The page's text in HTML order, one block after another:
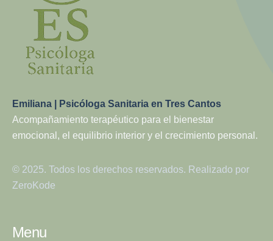
Emiliana | Psicóloga Sanitaria en Tres Cantos
Acompañamiento terapéutico para el bienestar
emocional, el equilibrio interior y el crecimiento personal.
© 2025. Todos los derechos reservados. Realizado por
ZeroKode
Menu